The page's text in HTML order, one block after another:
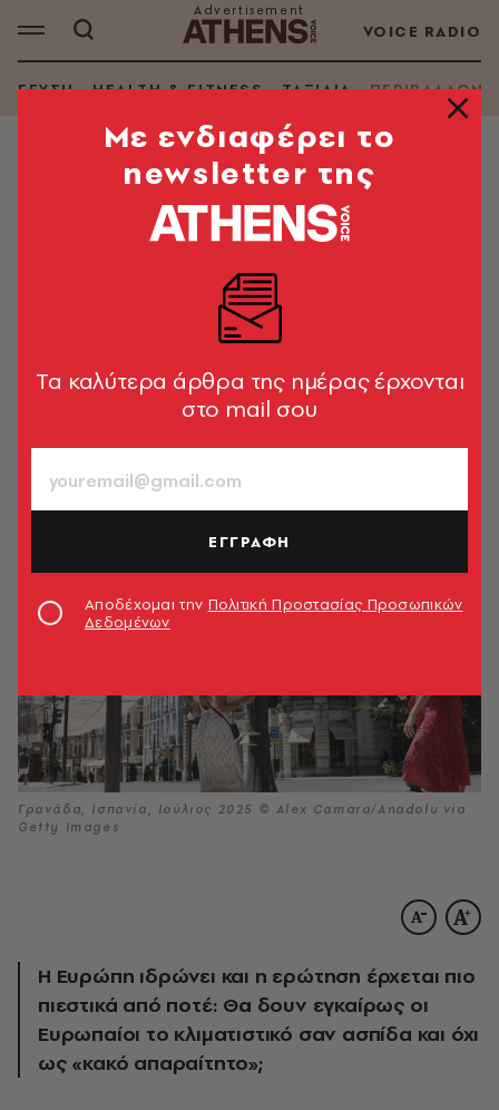
VOICE RADIO
ΓΕΥΣΗ HEALTH & FITNESS ΤΑΞΙΔΙΑ ΠΕΡΙΒΑΛΛΟΝ
ΠΕΡΙΒΑΛΛΟΝ
H Ευρώπη ιδρώνει: Ο ρομαντισμός
της ταλαιπωρίας και ο
φιλελευθερισμός του air-condition
Μόλις το θερμόμετρο ανέβει, αρχίζουμε να τα
ψυχραιμία - όλα καταρρέουν
Γρανάδα, Ισπανία, Ιούλιος 2025 © Alex Camara/Anadolu via
Getty Images
H Ευρώπη ιδρώνει και η ερώτηση έρχεται πιο
πιεστικά από ποτέ: Θα δουν εγκαίρως οι
Ευρωπαίοι το κλιματιστικό σαν ασπίδα και όχι
ως «κακό απαραίτητο»;
Mε ενδιαφέρει το
newsletter της
Tα καλύτερα άρθρα της ημέρας έρχονται
στο mail σου
ΕΓΓΡΑΦΗ
Αποδέχομαι την Πολιτική Προστασίας Προσωπικών
Δεδομένων